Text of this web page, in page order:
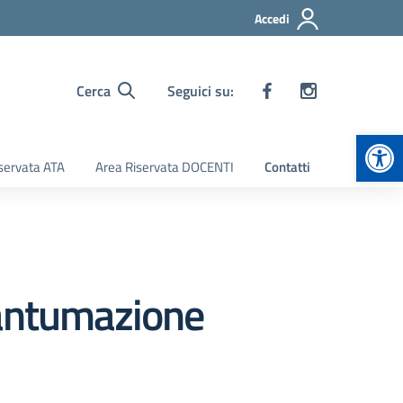
Accedi
Cerca Seguici su:
ATA Area Riservata DOCENTI Contatti